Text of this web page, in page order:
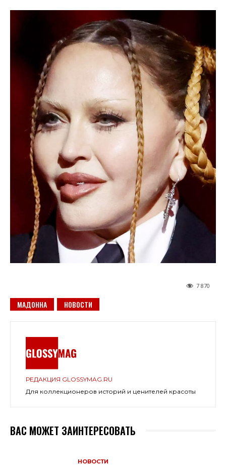
7 870
МАДОННА НОВОСТИ
РЕДАКЦИЯ GLOSSYMAG.RU
Для коллекционеров историй и ценителей красоты
ВАС МОЖЕТ ЗАИНТЕРЕСОВАТЬ
НОВОСТИ